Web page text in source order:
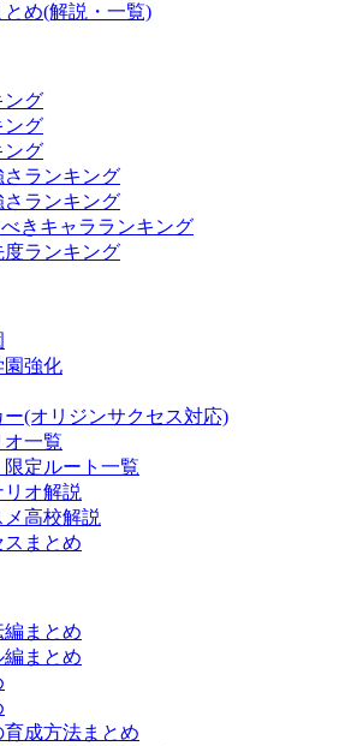
め(解説・一覧)
ング
ング
ング
ランキング
ランキング
きキャラランキング
ランキング
園強化
(オリジンサクセス対応)
一覧
定ルート一覧
オ解説
高校解説
まとめ
まとめ
まとめ
成方法まとめ